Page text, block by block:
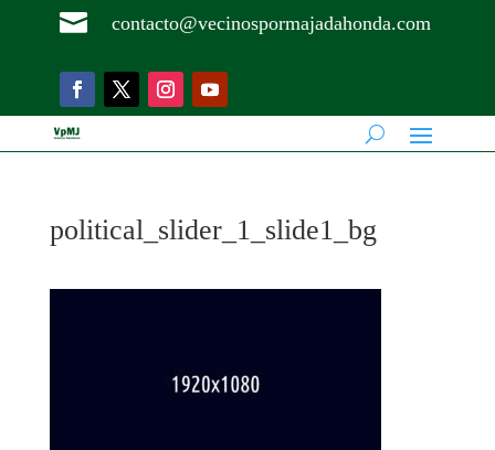
 contacto@vecinospormajadahonda.com
political_slider_1_slide1_bg